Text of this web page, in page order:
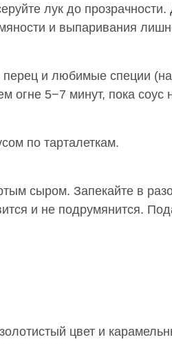
лук до прозрачности.
и выпаривания
перец и любимые специи
5−7 минут, пока соус
по тарталеткам.
сыром. Запекайте в
и не подрумянится.
цвет и